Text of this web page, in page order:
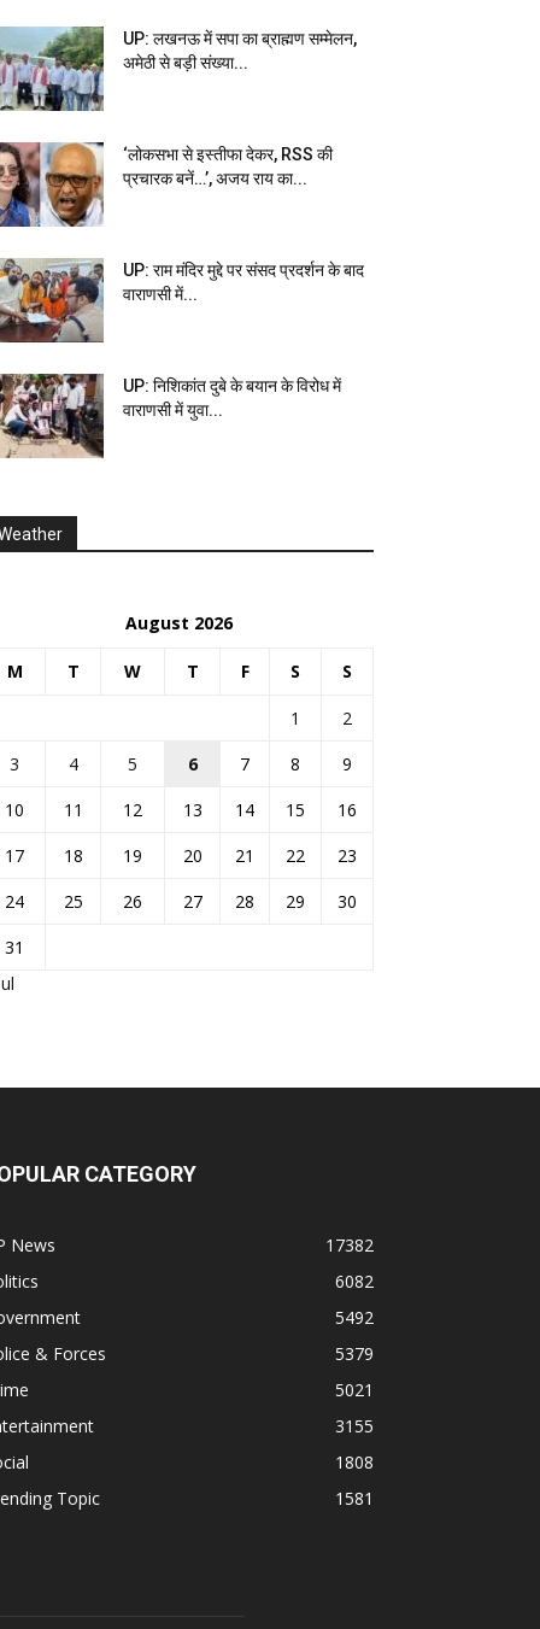
UP: लखनऊ में सपा का ब्राह्मण सम्मेलन,
अमेठी से बड़ी संख्या...
‘लोकसभा से इस्तीफा देकर, RSS की
प्रचारक बनें…’, अजय राय का...
UP: राम मंदिर मुद्दे पर संसद प्रदर्शन के बाद
वाराणसी में...
UP: निशिकांत दुबे के बयान के विरोध में
वाराणसी में युवा...
August 2026
M T W T F S S
1
2
3
4 5 6 7 8
9
10
11 12 13 14 15
16
17
18 19 20 21 22
23
24
25 26 27 28 29
30
31
CATEGORY
News
17382
6082
5492
& Forces
5379
5021
3155
1808
Topic
1581